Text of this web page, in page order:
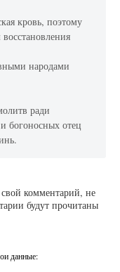
кровь, поэтому
народами
ради
богоносных отец
свой комментарий, не
будут прочитаны
данные: